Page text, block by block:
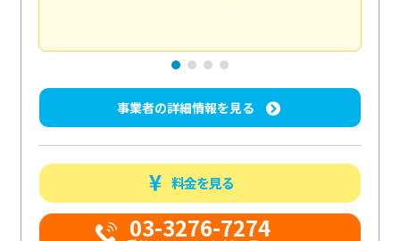
事業者の詳細情報を見る
料金を見る
03-3276-7274